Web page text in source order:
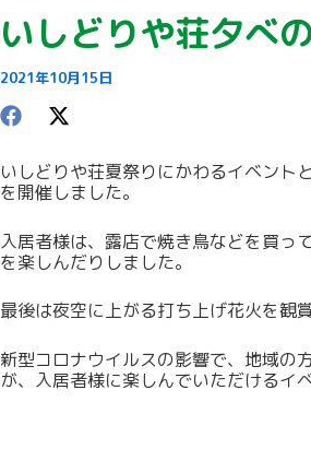
いしどりや荘夕べ
2021年10月15日
いしどりや荘夏祭りにかわるイベント
を開催しました。
入居者様は、露店で焼き鳥などを買っ
を楽しんだりしました。
最後は夜空に上がる打ち上げ花火を観
新型コロナウイルスの影響で、地域の
が、入居者様に楽しんでいただけるイ